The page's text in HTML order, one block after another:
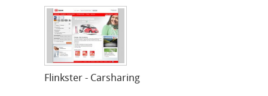
Flinkster - Carsharing